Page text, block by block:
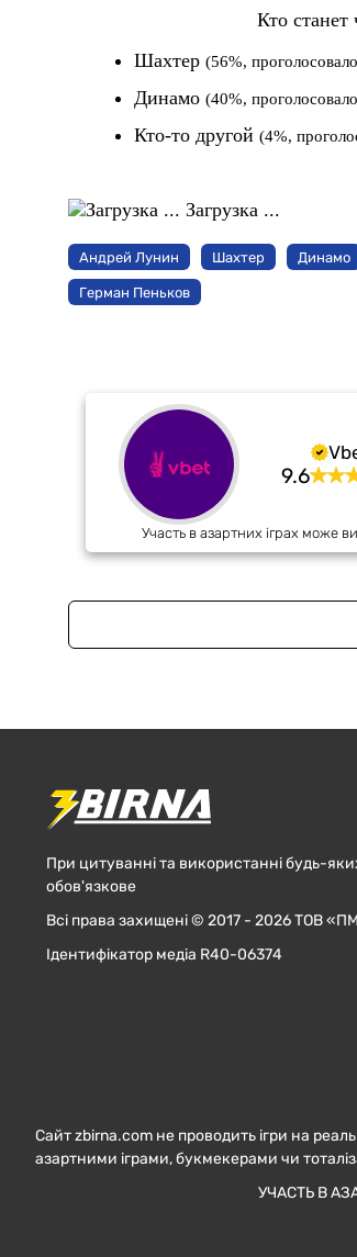
Кто
Шахтер (56%,
Динамо (40%,
Кто-то другой (4%,
Загрузка ...
Андрей Лунин Шахтер Динамо
Герман Пеньков
9.6
Участь в азартних іграх може
При цитуванні та використанні будь-
обов'язкове
Всі права захищені © 2017 - 2026 ТОВ
Ідентифікатор медіа R40-06374
Сайт zbirna.com не проводить ігри на
азартними іграми, букмекерами чи
УЧАСТЬ В